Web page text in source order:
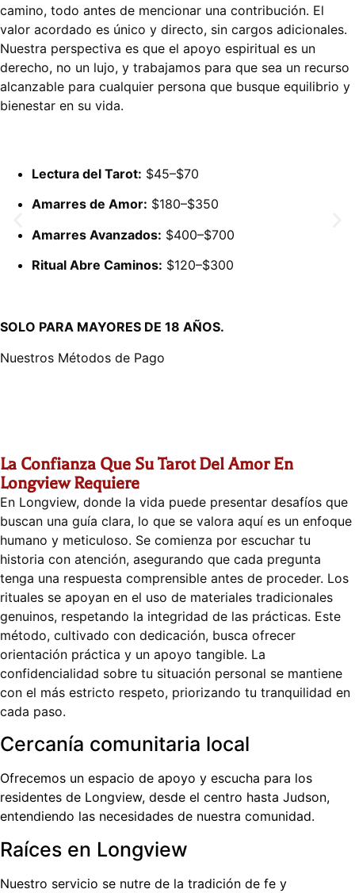
camino, todo antes de mencionar una contribución. El
valor acordado es único y directo, sin cargos adicionales.
Nuestra perspectiva es que el apoyo espiritual es un
derecho, no un lujo, y trabajamos para que sea un recurso
alcanzable para cualquier persona que busque equilibrio y
bienestar en su vida.
Lectura del Tarot: $45–$70
Amarres de Amor: $180–$350
Amarres Avanzados: $400–$700
Ritual Abre Caminos: $120–$300
SOLO PARA MAYORES DE 18 AÑOS.
Nuestros Métodos de Pago
La Confianza Que Su Tarot Del Amor En
Longview Requiere
En Longview, donde la vida puede presentar desafíos que
buscan una guía clara, lo que se valora aquí es un enfoque
humano y meticuloso. Se comienza por escuchar tu
historia con atención, asegurando que cada pregunta
tenga una respuesta comprensible antes de proceder. Los
rituales se apoyan en el uso de materiales tradicionales
genuinos, respetando la integridad de las prácticas. Este
método, cultivado con dedicación, busca ofrecer
orientación práctica y un apoyo tangible. La
confidencialidad sobre tu situación personal se mantiene
con el más estricto respeto, priorizando tu tranquilidad en
cada paso.
Cercanía comunitaria local
Ofrecemos un espacio de apoyo y escucha para los
residentes de Longview, desde el centro hasta Judson,
entendiendo las necesidades de nuestra comunidad.
Raíces en Longview
Nuestro servicio se nutre de la tradición de fe y